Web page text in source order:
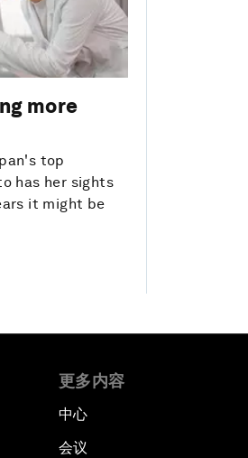
more
top
has her sights
it might be
更多内容
中心
会议